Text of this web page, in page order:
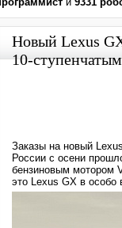
Новый Lexus
10-
Заказы на новый
России с осени
бензиновым мотором
это Lexus GX в особо